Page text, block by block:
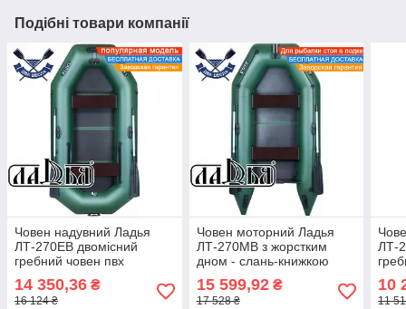
Подібні товари компанії
Човен надувний Ладья
ЛТ-270ЕВ двомісний
гребний човен пвх
жорсткий пол-книжка
балони 37 сдвижн сід
14 350,36 ₴
16 124 ₴
Човен моторний Ладья
ЛТ-270МВ з жорстким
дном - слань-книжкою
двомісний човен під
двигун ПВХ човен Ладья
15 599,92₴
17 528 ₴
ЛТ-
сід
10
11